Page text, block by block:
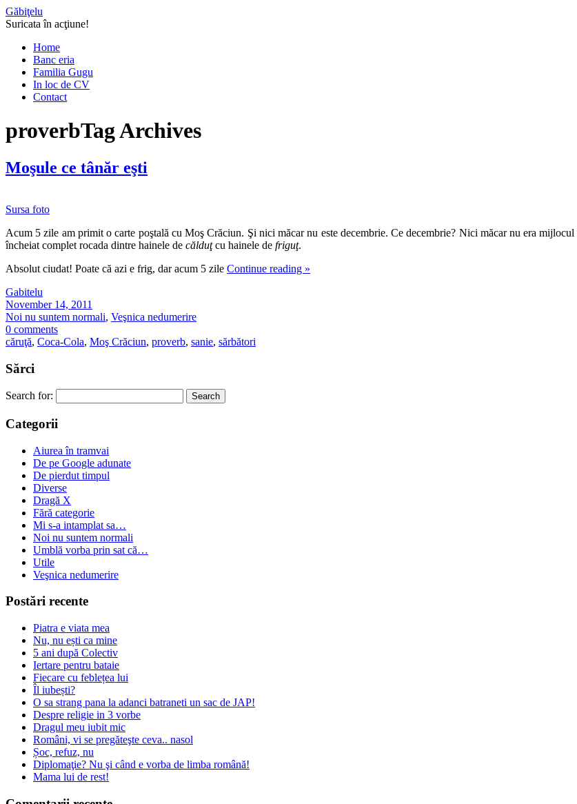
Găbiţelu
Suricata în acţiune!
Home
Banc eria
Familia Gugu
In loc de CV
Contact
proverbTag Archives
Moşule ce tânăr eşti
Sursa foto
Acum 5 zile am primit o carte poştală cu Moş Crăciun. Şi nici măcar nu este decembrie. Ce decembrie? Nici măcar nu era
încheiat complet rocada dintre hainele de călduţcu hainele de friguţ.
Absolut ciudat! Poate că azi e frig, dar acum 5 zile Continue reading »
Gabitelu
November 14, 2011
Noi nu suntem normali, Veşnica nedumerire
0 comments
căruţă, Coca-Cola, Moş Crăciun, proverb, sanie, sărbători
Sărci
Search for:
Categorii
Aiurea în tramvai
De pe Google adunate
De pierdut timpul
Diverse
Dragă X
Fără categorie
Mi s-a intamplat sa…
Noi nu suntem normali
Umblă vorba prin sat că…
Utile
Veşnica nedumerire
Postări recente
Piatra e viata mea
Nu, nu ești ca mine
5 ani după Colectiv
Iertare pentru bataie
Fiecare cu feblețea lui
Îl iubești?
O sa strang pana la adanci batraneti un sac de JAP!
Despre religie in 3 vorbe
Dragul meu iubit mic
Români, vi se pregăteşte ceva.. nasol
Șoc, refuz, nu
Diplomaţie? Nu şi când e vorba de limba română!
Mama lui de rest!